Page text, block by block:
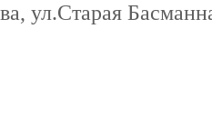
ул.Старая